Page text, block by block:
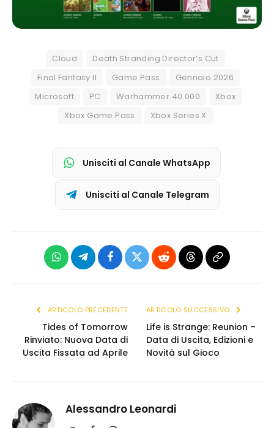
Cloud
Death Stranding Director’s Cut
Final Fantasy II
Game Pass
Gennaio 2026
Microsoft
PC Warhammer 40.000
Xbox
Xbox Game Pass
Xbox Series X
Unisciti al Canale WhatsApp
Unisciti al Canale Telegram
WhatsAppTelegramFacebook
X
RedditThreadsCopia
ARTICOLO PRECEDENTE
Tides of Tomorrow
Rinviato: Nuova Data di
Uscita Fissata ad Aprile
ARTICOLO SUCCESSIVO
Life is Strange: Reunion –
Data di Uscita, Edizioni e
Novità sul Gioco
Alessandro Leonardi